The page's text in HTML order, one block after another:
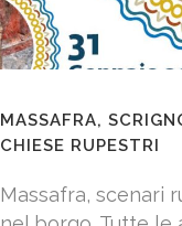
MASSAFRA,
CHIESE RUPESTRI
Massafra, scenari